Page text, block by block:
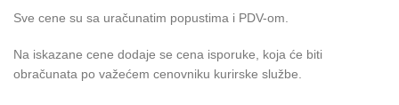
Sve cene su sa uračunatim popustima i PDV-om.
Na iskazane cene dodaje se cena isporuke, koja će biti
obračunata po važećem cenovniku kurirske službe.